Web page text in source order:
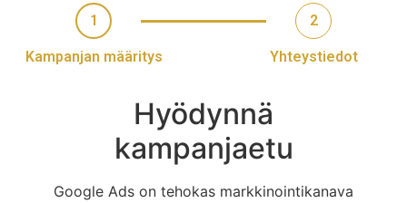
1
Kampanjan määritys
2
Yhteystiedot
Hyödynnä
kampanjaetu
Google Ads on tehokas markkinointikanava